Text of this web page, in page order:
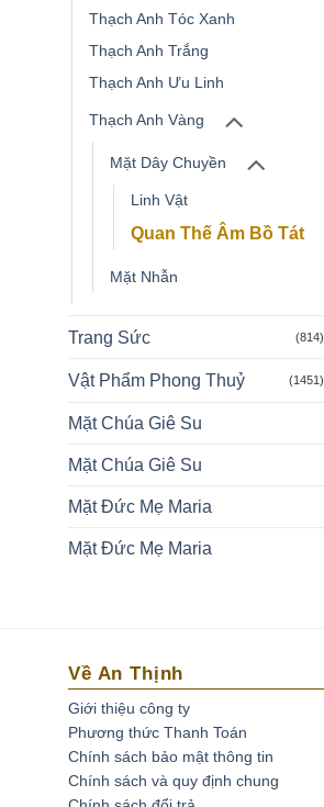
Thạch Anh Tóc Xanh
Thạch Anh Trắng
Thạch Anh Ưu Linh
Thạch Anh Vàng
Mặt Dây Chuyền
Linh Vật
Quan Thế Âm Bồ Tát
Mặt Nhẫn
Trang Sức (814)
Vật Phẩm Phong Thuỷ (1451)
Mặt Chúa Giê Su
Mặt Chúa Giê Su
Mặt Đức Mẹ Maria
Mặt Đức Mẹ Maria
Về An Thịnh
Giới thiệu công ty
Phương thức Thanh Toán
Chính sách bảo mật thông tin
Chính sách và quy định chung